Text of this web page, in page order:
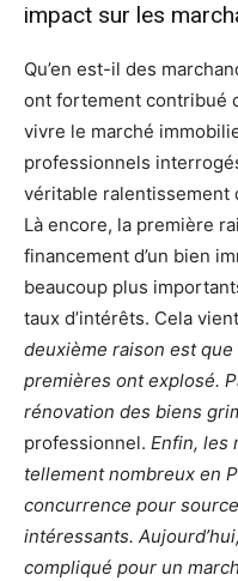
impact sur les
Qu’en est-il des
ont fortement contribué
vivre le marché
professionnels
véritable ralentissement
Là encore, la première
financement d’un bien
beaucoup plus
taux d’intérêts. Cela
deuxième raison est
premières ont explosé.
rénovation des biens
professionnel. Enfin, les
tellement nombreux en
concurrence pour
intéressants.
compliqué pour un